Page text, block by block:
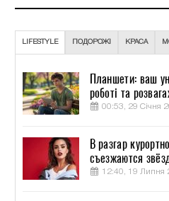
LIFESTYLE ПОДОРОЖІ КРАСА
Планшети: ваш
роботі та
00:53, 29 Січня
В разгар
съезжаются
12:40, 19 Липня